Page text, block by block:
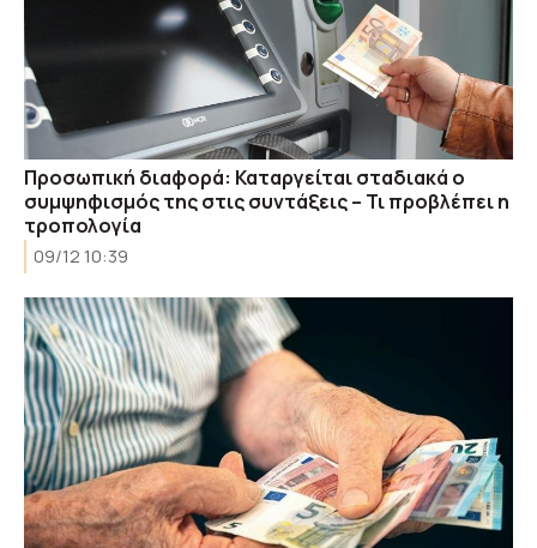
Προσωπική διαφορά: Καταργείται σταδιακά ο
συμψηφισμός της στις συντάξεις – Τι προβλέπει η
τροπολογία
09/12 10:39